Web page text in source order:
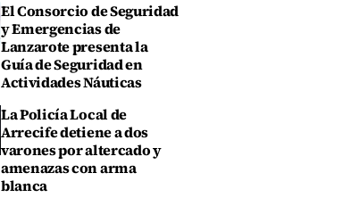
El Consorcio de Seguridad
y Emergencias de
Lanzarote presenta la
Guía de Seguridad en
Actividades Náuticas
La Policía Local de
Arrecife detiene a dos
varones por altercado y
amenazas con arma
blanca